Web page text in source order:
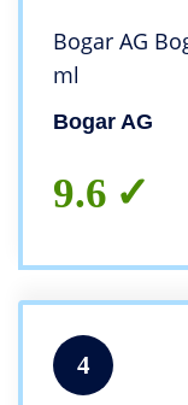
Bogar AG
ml
Bogar AG
9.6
4